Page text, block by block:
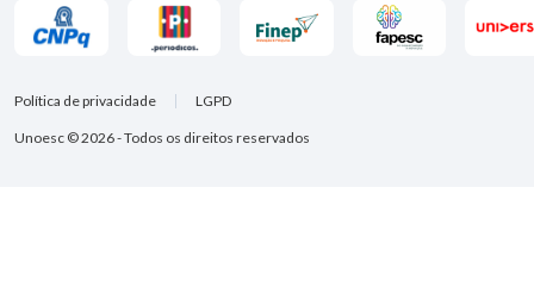
Unoesc © 2026 - Todos os direitos reservados
Política de privacidade LGPD